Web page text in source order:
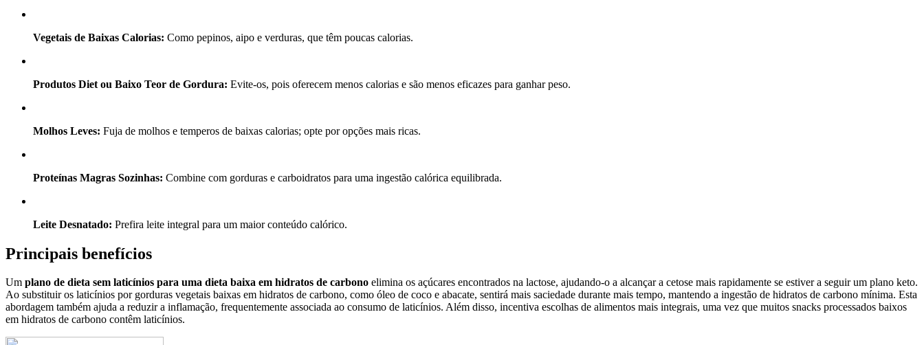
Vegetais de Baixas Calorias: Como pepinos, aipo e verduras, que têm poucas calorias.
Produtos Diet ou Baixo Teor de Gordura: Evite-os, pois oferecem menos calorias e são menos eficazes para ganhar peso.
Molhos Leves: Fuja de molhos e temperos de baixas calorias; opte por opções mais ricas.
Proteínas Magras Sozinhas: Combine com gorduras e carboidratos para uma ingestão calórica equilibrada.
Leite Desnatado: Prefira leite integral para um maior conteúdo calórico.
Principais benefícios
Um plano de dieta sem laticínios para uma dieta baixa em hidratos de carbono elimina os açúcares encontrados na lactose, ajudando-o a alcançar a cetose mais rapidamente se estiver a seguir um plano keto.
Ao substituir os laticínios por gorduras vegetais baixas em hidratos de carbono, como óleo de coco e abacate, sentirá mais saciedade durante mais tempo, mantendo a ingestão de hidratos de carbono mínima. Esta
abordagem também ajuda a reduzir a inflamação, frequentemente associada ao consumo de laticínios. Além disso, incentiva escolhas de alimentos mais integrais, uma vez que muitos snacks processados baixos
em hidratos de carbono contêm laticínios.